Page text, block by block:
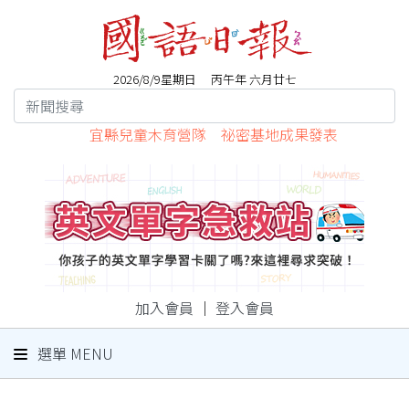
2026/8/9星期日 丙午年 六月廿七
宜縣兒童木育營隊 祕密基地成果發表
加入會員 ｜ 登入會員
選單 MENU